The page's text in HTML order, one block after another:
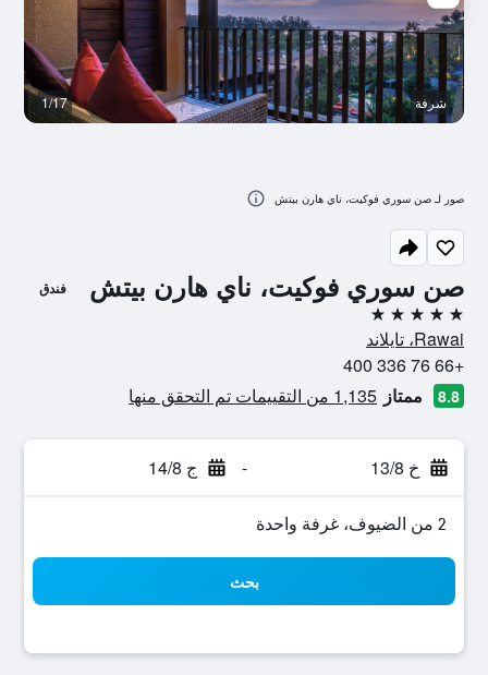
صن سوري فوكيت، ناي هارن بيتش فندق
5 نجوم
Rawai، تايلاند
+66 76 336 400
8.8 ممتاز 1,135 من التقييمات تم التحقق منها
خ 13/8 - ج 14/8
2 من الضيوف، غرفة واحدة
بحث
شرفة 1/17
صور لـ صن سوري فوكيت، ناي هارن بيتش